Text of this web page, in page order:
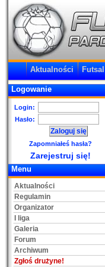
Aktualności Futsal
Logowanie
Login:
Hasło:
Zapomniałeś hasła?
Zarejestruj się!
Menu
Aktualności
Regulamin
Organizator
I liga
Galeria
Forum
Archiwum
Zgłoś drużyne!